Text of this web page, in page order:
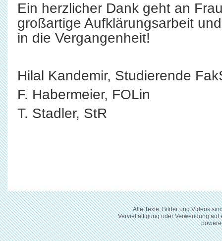
Ein herzlicher Dank geht an
großartige Aufklärungsarbeit
in die Vergangenheit!
Hilal Kandemir, Studierende
F. Habermeier, FOLin
T. Stadler, StR
Alle Texte, Bilder und Videos
Vervielfältigung oder Verwendung